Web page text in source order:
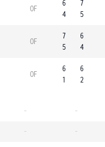
OF
6
4
7
5
OF
7
5
6
4
OF
6
1
6
2
- -
- -